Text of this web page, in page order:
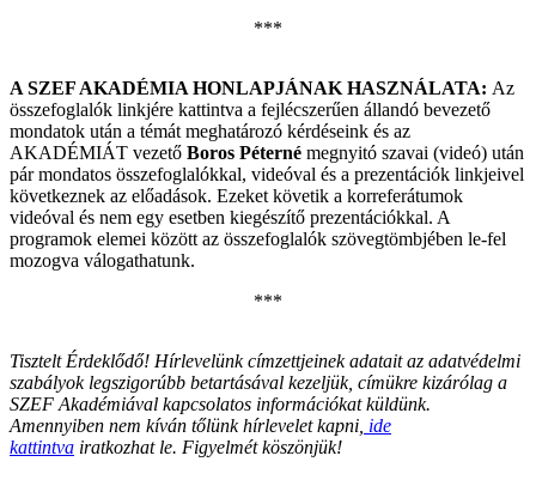
***
A SZEF AKADÉMIA HONLAPJÁNAK HASZNÁLATA: Az
összefoglalók linkjére kattintva a fejlécszerűen állandó bevezető
mondatok után a témát meghatározó kérdéseink és az
AKADÉMIÁT vezető Boros Péterné megnyitó szavai (videó) után
pár mondatos összefoglalókkal, videóval és a prezentációk linkjeivel
következnek az előadások. Ezeket követik a korreferátumok
videóval és nem egy esetben kiegészítő prezentációkkal. A
programok elemei között az összefoglalók szövegtömbjében le-fel
mozogva válogathatunk.
***
Tisztelt Érdeklődő! Hírlevelünk címzettjeinek adatait az adatvédelmi
szabályok legszigorúbb betartásával kezeljük, címükre kizárólag a
SZEF Akadémiával kapcsolatos információkat küldünk.
Amennyiben nem kíván tőlünk hírlevelet kapni, ide
kattintva iratkozhat le. Figyelmét köszönjük!